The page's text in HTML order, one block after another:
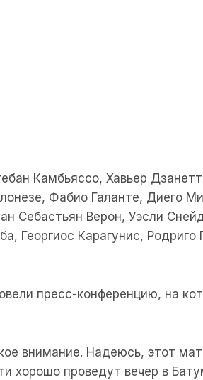
Камбьяссо, Хавьер
Фабио Галанте, Диего
Себастьян Верон, Уэсли
Георгиос Карагунис, Родриго
пресс-конференцию, на
внимание. Надеюсь, этот
хорошо проведут вечер в